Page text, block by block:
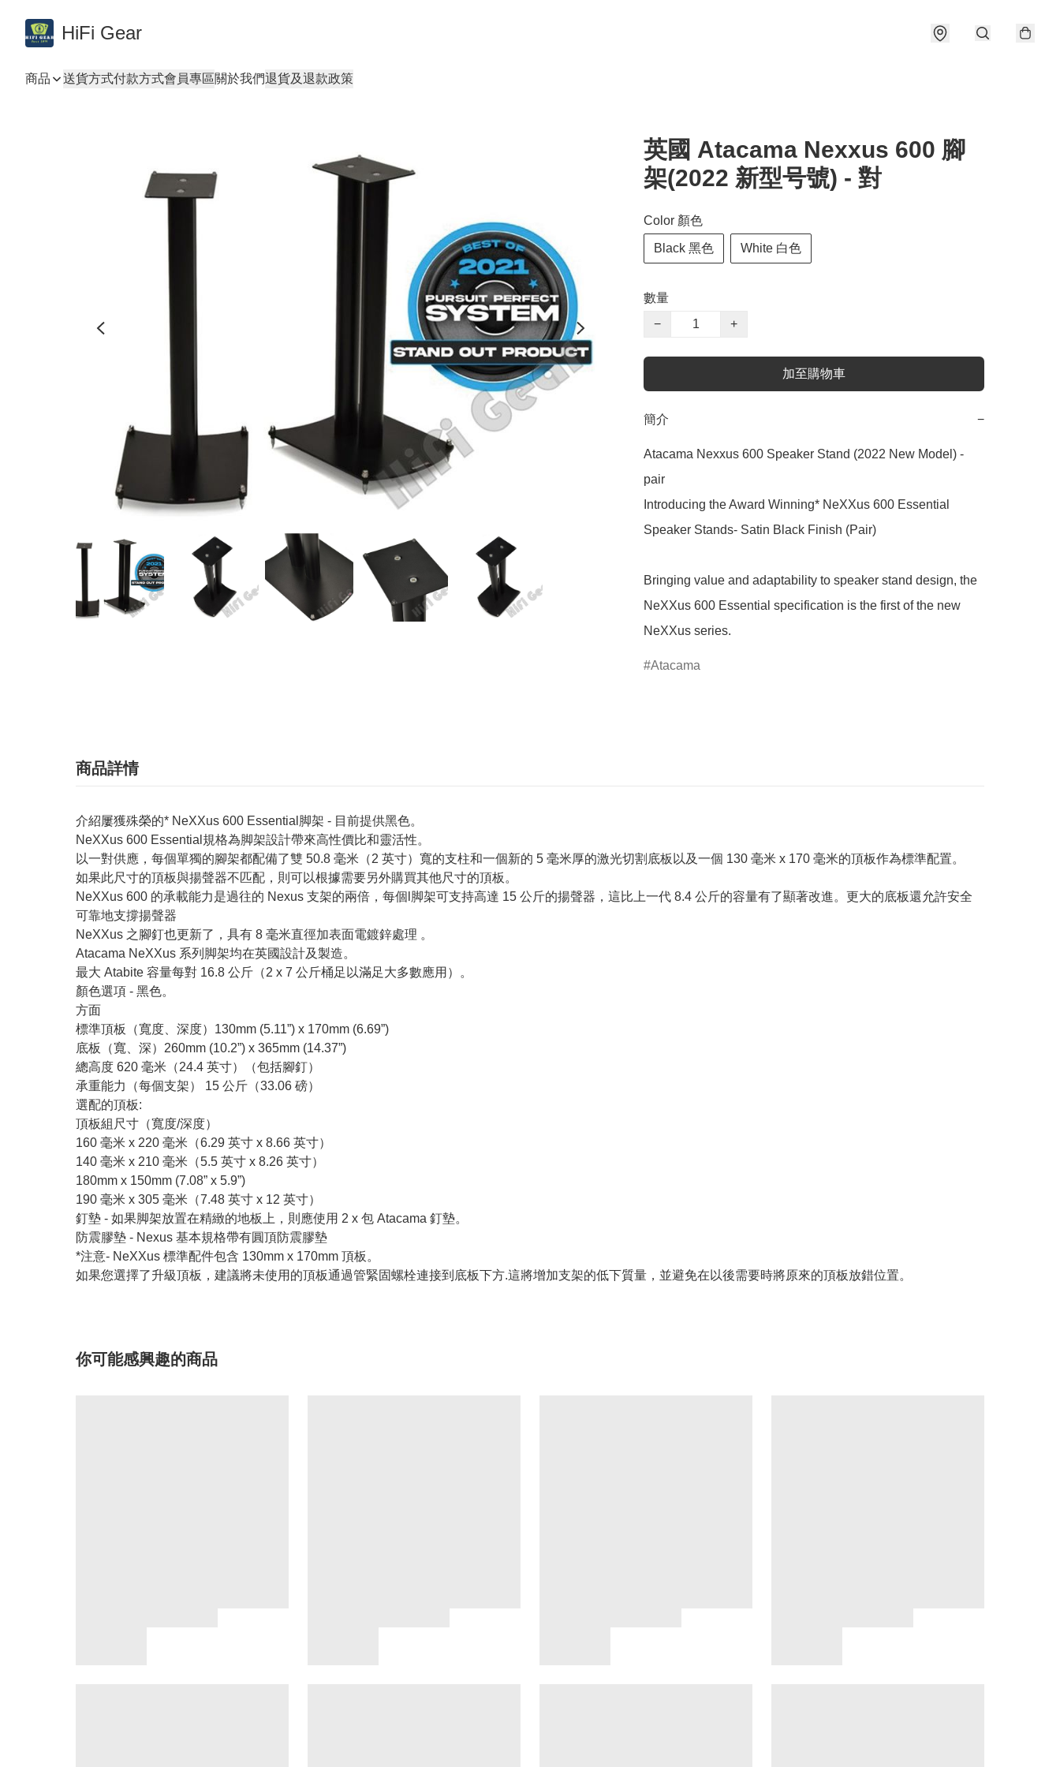
HiFi Gear
商品 送貨方式付款方式會員專區關於我們退貨及退款政策
英國 Atacama Nexxus 600 腳
架(2022 新型号號) - 對
Color 顏色
Black 黑色 White 白色
數量
−
+
加至購物車
簡介 −
Atacama Nexxus 600 Speaker Stand (2022 New Model) -
pair
Introducing the Award Winning* NeXXus 600 Essential
Speaker Stands- Satin Black Finish (Pair)
Bringing value and adaptability to speaker stand design, the
NeXXus 600 Essential specification is the first of the new
NeXXus series.
Atacama
商品詳情
介紹屢獲殊榮的* NeXXus 600 Essential脚架 - 目前提供黑色。
NeXXus 600 Essential規格為脚架設計帶來高性價比和靈活性。
以一對供應，每個單獨的腳架都配備了雙 50.8 毫米（2 英寸）寬的支柱和一個新的 5 毫米厚的激光切割底板以及一個 130 毫米 x 170 毫米的頂板作為標準配置。
如果此尺寸的頂板與揚聲器不匹配，則可以根據需要另外購買其他尺寸的頂板。
NeXXus 600 的承載能力是過往的 Nexus 支架的兩倍，每個l脚架可支持高達 15 公斤的揚聲器，這比上一代 8.4 公斤的容量有了顯著改進。更大的底板還允許安全
可靠地支撐揚聲器
NeXXus 之腳釘也更新了，具有 8 毫米直徑加表面電鍍鋅處理 。
Atacama NeXXus 系列脚架均在英國設計及製造。
最大 Atabite 容量每對 16.8 公斤（2 x 7 公斤桶足以滿足大多數應用）。
顏色選項 - 黑色。
方面
標準頂板（寬度、深度）130mm (5.11”) x 170mm (6.69”)
底板（寬、深）260mm (10.2”) x 365mm (14.37”)
總高度 620 毫米（24.4 英寸）（包括腳釘）
承重能力（每個支架） 15 公斤（33.06 磅）
選配的頂板:
頂板組尺寸（寬度/深度）
160 毫米 x 220 毫米（6.29 英寸 x 8.66 英寸）
140 毫米 x 210 毫米（5.5 英寸 x 8.26 英寸）
180mm x 150mm (7.08” x 5.9”)
190 毫米 x 305 毫米（7.48 英寸 x 12 英寸）
釘墊 - 如果脚架放置在精緻的地板上，則應使用 2 x 包 Atacama 釘墊。
防震膠墊 - Nexus 基本規格帶有圓頂防震膠墊
*注意- NeXXus 標準配件包含 130mm x 170mm 頂板。
如果您選擇了升級頂板，建議將未使用的頂板通過管緊固螺栓連接到底板下方.這將增加支架的低下質量，並避免在以後需要時將原來的頂板放錯位置。
你可能感興趣的商品